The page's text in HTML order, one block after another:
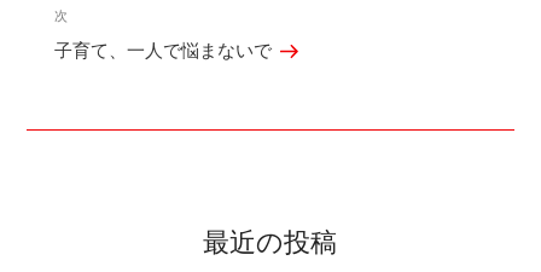
ビ
ゲ
次
の
次
子育て、一人で悩まないで
最近の投稿